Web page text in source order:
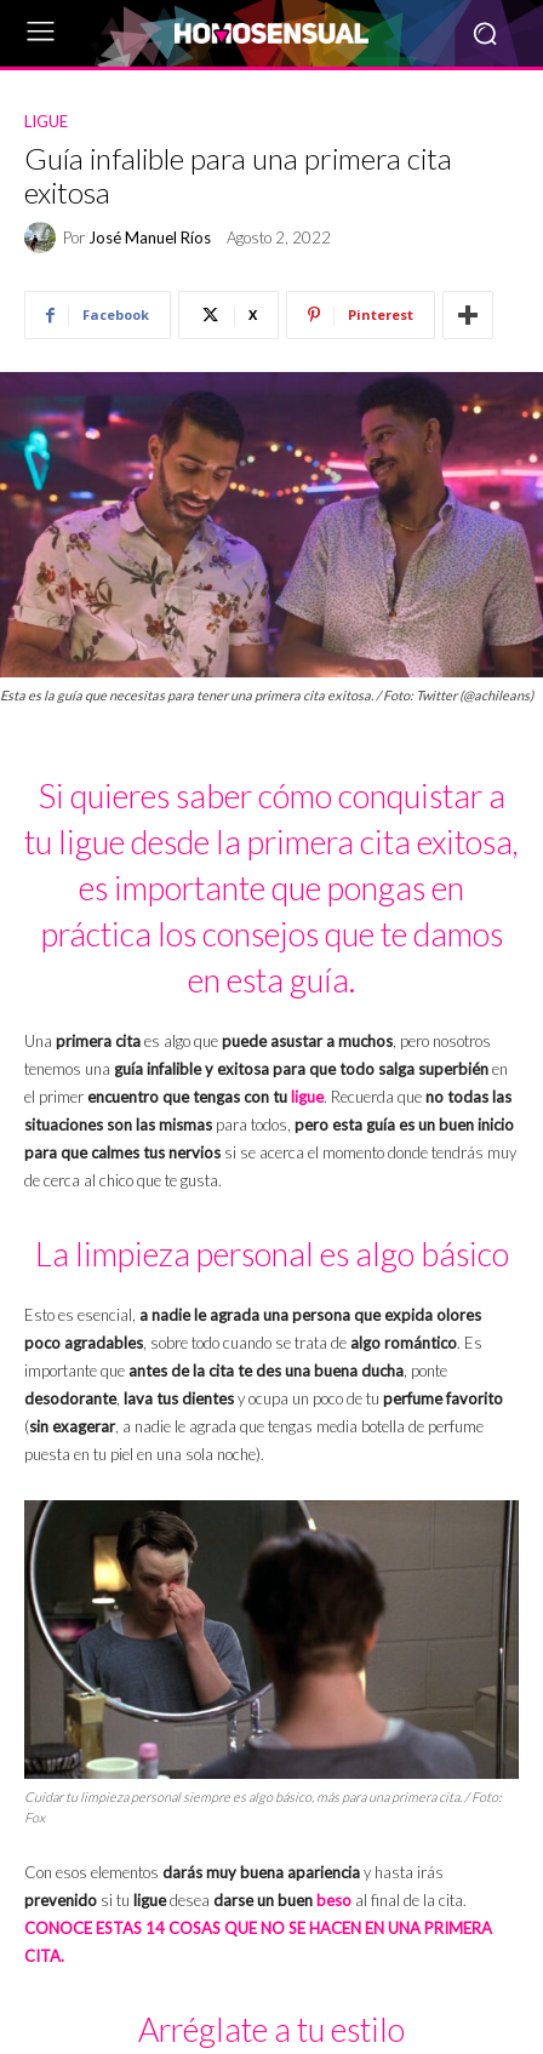
LIGUE
Guía infalible para una primera cita
exitosa
Por José Manuel Ríos Agosto 2, 2022
Facebook X Pinterest
Esta es la guía que necesitas para tener una primera cita exitosa. / Foto: Twitter (@achileans)
Si quieres saber cómo conquistar a
tu ligue desde la primera cita exitosa,
es importante que pongas en
práctica los consejos que te damos
en esta guía.
Una primera citaes algo quepuede asustar a muchos, pero nosotros
tenemos una guía infalible y exitosa para que todo salga superbiénen
el primerencuentro que tengas con tu ligue. Recuerda queno todas las
situaciones son las mismas para todos, pero esta guía es un buen inicio
para que calmes tus nervios si se acerca el momento donde tendrás muy
de cerca al chico que te gusta.
La limpieza personal es algo básico
Esto es esencial, a nadie le agrada una persona que expida olores
poco agradables, sobre todo cuando se trata de algoromántico. Es
importante que antes de la cita te des una buena ducha, ponte
desodorante, lava tus dientesy ocupa un poco de tu perfume favorito
(sin exagerar, a nadie le agrada que tengas media botella de perfume
puesta en tu piel en una sola noche).
Cuidar tu limpieza personal siempre es algo básico, más para una primera cita. / Foto:
Fox
Con esos elementos darás muy buena aparienciay hasta irás
prevenido si tu liguedesea darse un buen beso al final de la cita.
CONOCE ESTAS 14 COSAS QUE NO SE HACEN EN UNA PRIMERA
CITA.
Arréglate a tu estilo